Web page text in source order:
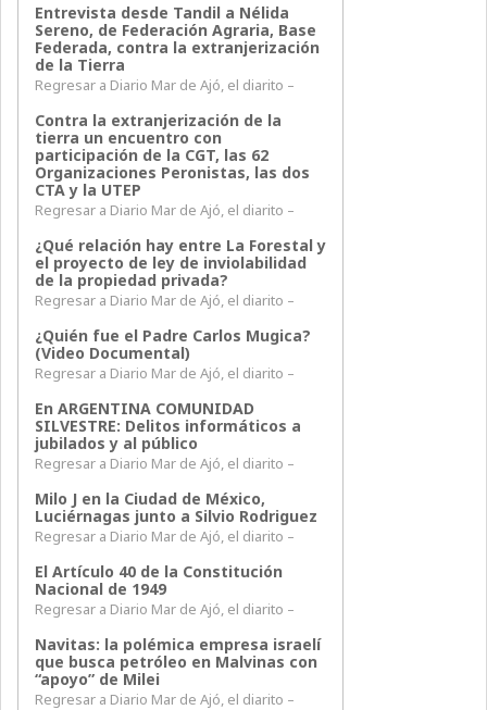
Entrevista desde Tandil a Nélida
Sereno, de Federación Agraria, Base
Federada, contra la extranjerización
de la Tierra
Regresar a Diario Mar de Ajó, el diarito –
Contra la extranjerización de la
tierra un encuentro con
participación de la CGT, las 62
Organizaciones Peronistas, las dos
CTA y la UTEP
Regresar a Diario Mar de Ajó, el diarito –
¿Qué relación hay entre La Forestal y
el proyecto de ley de inviolabilidad
de la propiedad privada?
Regresar a Diario Mar de Ajó, el diarito –
¿Quién fue el Padre Carlos Mugica?
(Video Documental)
Regresar a Diario Mar de Ajó, el diarito –
En ARGENTINA COMUNIDAD
SILVESTRE: Delitos informáticos a
jubilados y al público
Regresar a Diario Mar de Ajó, el diarito –
Milo J en la Ciudad de México,
Luciérnagas junto a Silvio Rodriguez
Regresar a Diario Mar de Ajó, el diarito –
El Artículo 40 de la Constitución
Nacional de 1949
Regresar a Diario Mar de Ajó, el diarito –
Navitas: la polémica empresa israelí
que busca petróleo en Malvinas con
“apoyo” de Milei
Regresar a Diario Mar de Ajó, el diarito –